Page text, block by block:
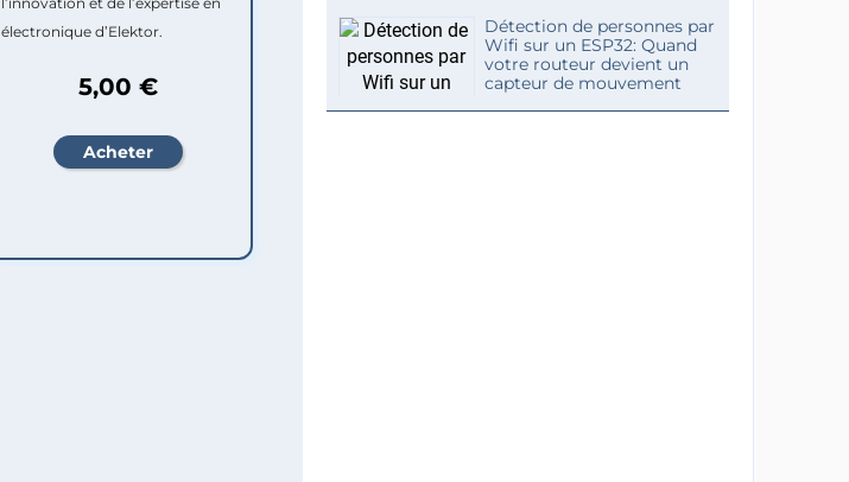
électronique d’Elektor.
5,00 €
Détection de personnes par
Wifi sur un ESP32: Quand
votre routeur devient un
capteur de mouvement